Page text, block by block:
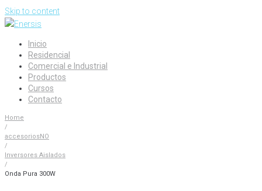
Skip to content
Inicio
Residencial
Comercial e Industrial
Productos
Cursos
Contacto
Home
/
accesoriosNO
/
Inversores Aislados
/
Onda Pura 300W